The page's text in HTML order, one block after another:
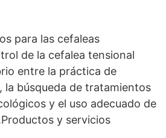
para las cefaleas
de la cefalea tensional
entre la práctica de
la búsqueda de tratamientos
y el uso adecuado de
y servicios